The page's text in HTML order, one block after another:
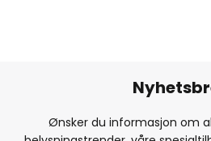
Ønsker du informasjon om